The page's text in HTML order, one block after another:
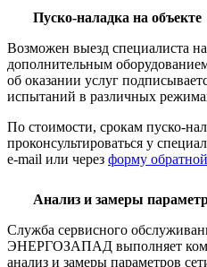
Пуско-наладка на объекте
Возможен выезд специалиста
дополнительным
об оказании услуг
испытаний в различных
По стоимости, срокам пуско-
проконсультироваться у
e-mail или через форму
Анализ и замеры
Служба сервисного
ЭНЕРГОЗАПАД выполняет
анализ и замеры параметров